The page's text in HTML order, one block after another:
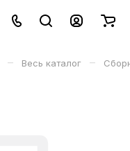
– Весь каталог –